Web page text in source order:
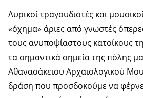
Λυρικοί τραγουδιστές και
«όχημα» άριες από γνωστές
τους ανυποψίαστους κατοίκους
τα σημαντικά σημεία της πόλης
Αθανασάκειου Αρχαιολογικού
δράση που προσδοκούμε να